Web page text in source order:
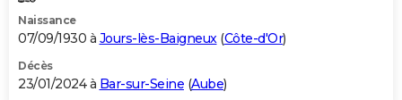
Naissance
07/09/1930 à Jours-lès-Baigneux(Côte-d'Or)
Décès
23/01/2024 à Bar-sur-Seine (Aube)